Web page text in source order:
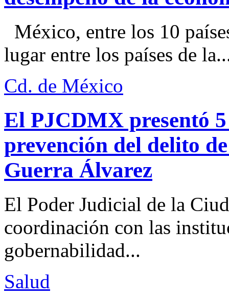
México, entre los 10
lugar entre los países de
Cd. de México
El PJCDMX presentó
prevención del delito
Guerra Álvarez
El Poder Judicial de la
coordinación con las
gobernabilidad...
Salud